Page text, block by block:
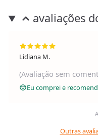
avaliações
Lidiana M.
(Avaliação sem
Eu comprei e
Outras